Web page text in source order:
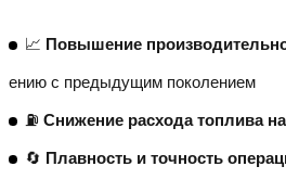
📈 Повышение
ению с предыдущим поколением
⛽ Снижение расхода топлива на
🔄 Плавность и точность